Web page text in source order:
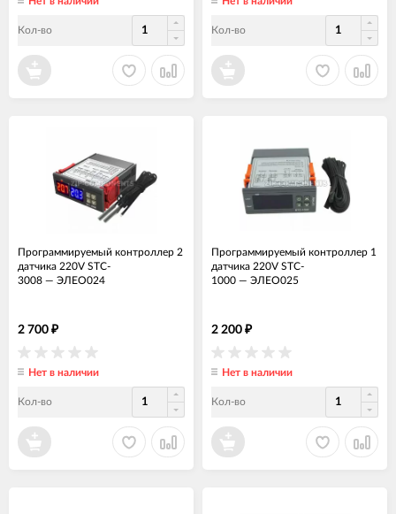
Кол-во Кол-во
Программируемый контроллер 2
датчика 220V STC-
3008 — ЭЛЕО024
2 700 ₽
Нет в наличии
Кол-во
Программируемый контроллер 1
датчика 220V STC-
1000 — ЭЛЕО025
2 200 ₽
Нет в наличии
Кол-во